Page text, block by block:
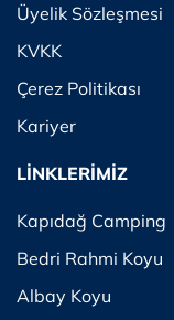
Üyelik Sözleşmesi
KVKK
Çerez Politikası
Kariyer
LİNKLERİMİZ
Kapıdağ Camping
Bedri Rahmi Koyu
Albay Koyu